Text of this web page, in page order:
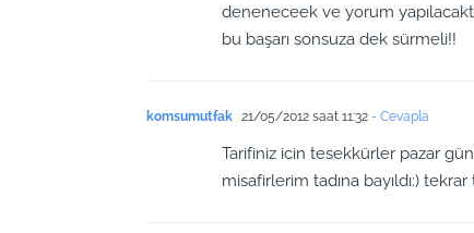
deneneceek ve yorum
bu başarı sonsuza dek sürmeli!!
komsumutfak 21/05/2012 saat 11:32 - Cevapla
Tarifiniz icin tesekkürler pazar
misafirlerim tadına bayıldı:)